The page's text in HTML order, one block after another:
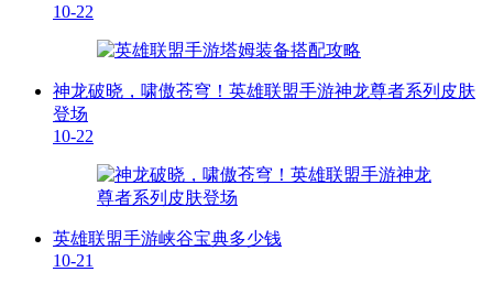
10-22
神龙破晓，啸傲苍穹！英雄联盟手游神龙尊者系列皮肤
登场
10-22
英雄联盟手游峡谷宝典多少钱
10-21